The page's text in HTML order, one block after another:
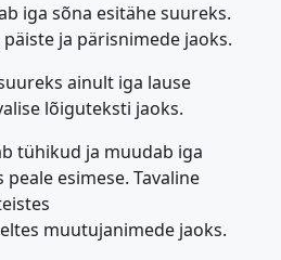
iga sõna esitähe suureks.
ja pärisnimede jaoks.
ainult iga lause
lõiguteksti jaoks.
tühikud ja muudab iga
esimese. Tavaline
muutujanimede jaoks.